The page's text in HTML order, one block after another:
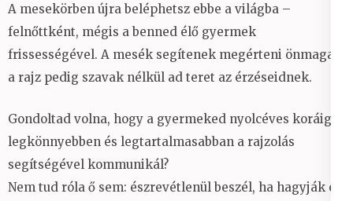
A mesekörben újra beléphetsz ebbe a világba –
felnőttként, mégis a benned élő gyermek
frissességével. A mesék segítenek megérteni önmagad,
a rajz pedig szavak nélkül ad teret az érzéseidnek.
Gondoltad volna, hogy a gyermeked nyolcéves koráig a
legkönnyebben és legtartalmasabban a rajzolás
segítségével kommunikál?
Nem tud róla ő sem: észrevétlenül beszél, ha hagyják és